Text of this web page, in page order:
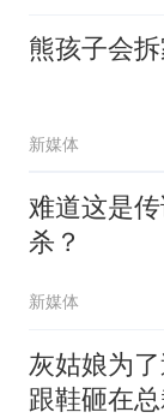
熊孩子会
新媒体
难道这是
杀？
新媒体
灰姑娘为
跟鞋砸在